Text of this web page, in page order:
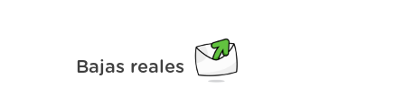
Bajas reales